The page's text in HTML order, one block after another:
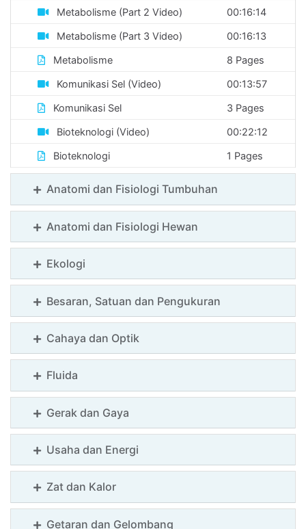
SMP
SMP
IPA
SMP
IPS
SD
Matematika
SD
IPA
Metabolisme (Part 2 Video) 00:16:14
Metabolisme (Part 3 Video) 00:16:13
Metabolisme 8 Pages
Komunikasi Sel (Video) 00:13:57
Komunikasi Sel 3 Pages
Bioteknologi (Video) 00:22:12
Bioteknologi 1 Pages
Anatomi dan Fisiologi Tumbuhan
Anatomi dan Fisiologi Hewan
Ekologi
Besaran, Satuan dan Pengukuran
Cahaya dan Optik
Fluida
Gerak dan Gaya
Usaha dan Energi
Zat dan Kalor
Getaran dan Gelombang